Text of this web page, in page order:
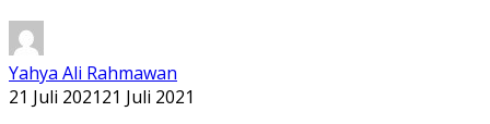
Yahya Ali Rahmawan
21 Juli 202121 Juli 2021